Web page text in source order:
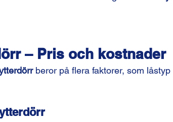
– Pris och kostnader
beror på flera faktorer, som